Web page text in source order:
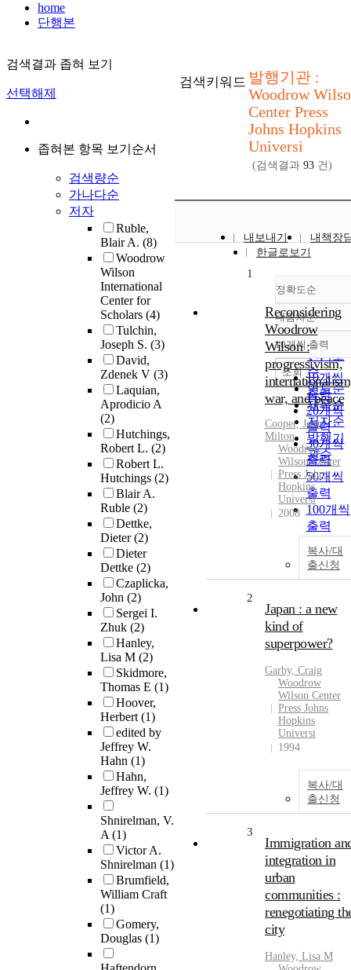
home
단행본
검색결과 좁혀 보기
선택해제
좁혀본 항목 보기순서
검색량순
가나다순
저자
Ruble,
Blair A. (8)
Woodrow
Wilson
International
Center for
Scholars (4)
Tulchin,
Joseph S. (3)
David,
Zdenek V (3)
Laquian,
Aprodicio A
(2)
Hutchings,
Robert L. (2)
Robert L.
Hutchings (2)
Blair A.
Ruble (2)
Dettke,
Dieter(2)
Dieter
Dettke (2)
Czaplicka,
John (2)
Sergei I.
Zhuk (2)
Hanley,
Lisa M (2)
Skidmore,
Thomas E (1)
Hoover,
Herbert(1)
edited by
Jeffrey W.
Hahn (1)
Hahn,
Jeffrey W. (1)
Shnirelman, V.
A(1)
Victor A.
Shnirelman (1)
Brumfield,
William Craft
(1)
Gomery,
Douglas (1)
검색키워드 발행기관 :
Woodrow
Center Press
Johns Hopkins
Universi
(검색결과 93 건)
내보내기
내책장
한글로보기
정확도순
정확도
순
인기도
순
연도순
제목순
저자순
발행기
관순
내림차순
내림차
10개씩 출력
10개씩
출력
20개씩
출력
30개씩
출력
50개씩
출력
100개씩
출력
조회
1
Reconsidering
Woodrow
Wilson :
progressivism,
war, and peace
Cooper, John
Milton
Woodrow
Wilson Center
Press Johns
Hopkins
Universi
2008
복사/대
출신청
2
Japan : a new
kind of
superpower?
Garby, Craig
Woodrow
Wilson Center
Press Johns
Hopkins
Universi
1994
복사/대
출신청
3
Immigration
integration in
urban
communities :
renegotiating
city
Hanley, Lisa M